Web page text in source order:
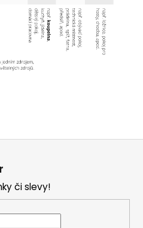
či slevy!